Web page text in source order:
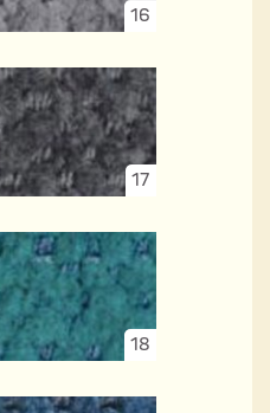
16
17
18